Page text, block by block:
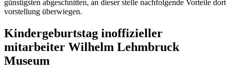
günstigsten abgeschnitten, an dieser stelle nachfolgende Vorteile dort
vorstellung überwiegen.
Kindergeburtstag inoffizieller
mitarbeiter Wilhelm Lehmbruck
Museum